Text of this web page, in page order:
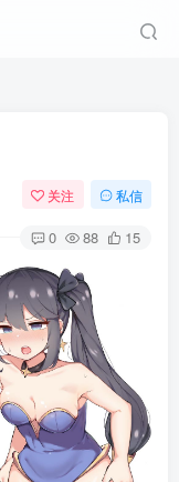
关注 私信
0 88 15